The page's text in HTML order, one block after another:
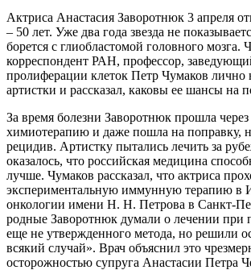
Актриса Анастасия Заворотнюк 3 апреля
– 50 лет. Уже два года звезда не
борется с глиобластомой головного мозга.
корреспондент РАН, профессор,
пролиферации клеток Петр Чумаков лично
артистки и рассказал, каковы ее шансы на
За время болезни Заворотнюк прошла
химиотерапию и даже пошла на поправку,
рецидив. Артистку пытались лечить за
оказалось, что российская медицина
лучше. Чумаков рассказал, что актриса
экспериментальную иммунную терапию в
онкологии имени Н. Н. Петрова в Санкт-
родные Заворотнюк думали о лечении при
еще не утвержденного метода, но решили
всякий случай». Врач объяснил это
осторожностью супруга Анастасии Петра